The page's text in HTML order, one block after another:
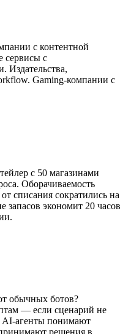
с контентной
сервисы с
Издательства,
Gaming-компании с
с 50 магазинами
Оборачиваемость
списания сократились на
запасов экономит 20 часов
обычных ботов?
— если сценарий не
AI-агенты понимают
решения в